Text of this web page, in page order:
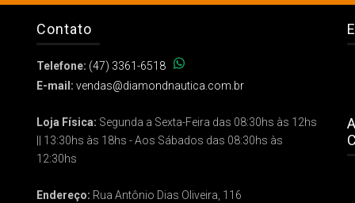
Contato
Telefone: (47) 3361-6518
E-mail: vendas@diamondnautica.com.br
Loja Física: Segunda a Sexta-Feira das 08:30hs às 12hs
|| 13:30hs às 18hs - Aos Sábados das 08:30hs às
12:30hs
Endereço: Rua Antônio Dias Oliveira, 116